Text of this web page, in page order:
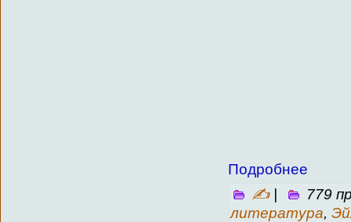
Подробнее
✍|
779
литература,